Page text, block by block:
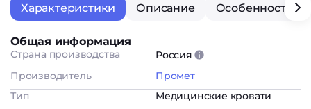
Характеристики Описание Особенности
Общая информация
Страна производства
Россия
Производитель
Промет
Тип
Медицинские кровати